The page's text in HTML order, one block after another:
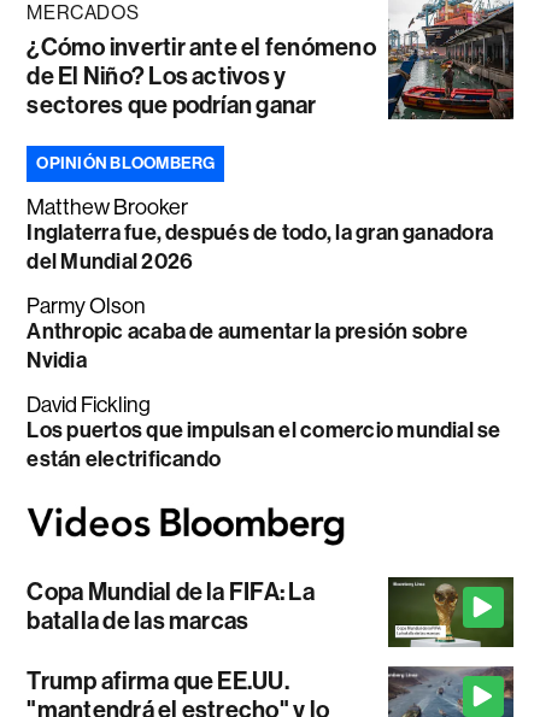
MERCADOS
¿Cómo invertir ante el fenómeno
de El Niño? Los activos y
sectores que podrían ganar
OPINIÓN BLOOMBERG
Matthew Brooker
Inglaterra fue, después de todo, la gran ganadora
del Mundial 2026
Parmy Olson
Anthropic acaba de aumentar la presión sobre
Nvidia
David Fickling
Los puertos que impulsan el comercio mundial se
están electrificando
Copa Mundial de la FIFA: La
batalla de las marcas
Trump afirma que EE.UU.
"mantendrá el estrecho" y lo